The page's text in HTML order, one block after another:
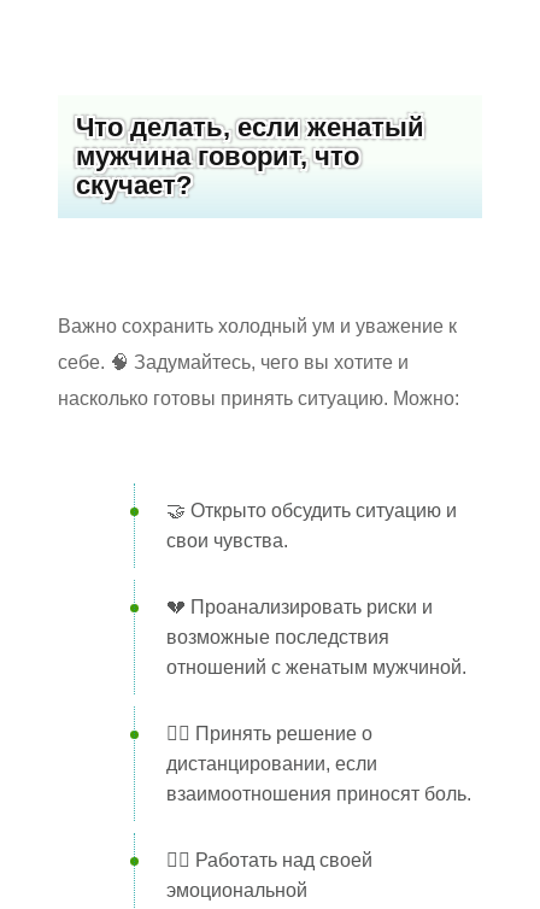
Что делать, если женатый
мужчина говорит, что
скучает?
Важно сохранить холодный ум и уважение к
себе. 🧠 Задумайтесь, чего вы хотите и
насколько готовы принять ситуацию. Можно:
🤝 Открыто обсудить ситуацию и
свои чувства.
💔 Проанализировать риски и
возможные последствия
отношений с женатым мужчиной.
🏃‍♀️ Принять решение о
дистанцировании, если
взаимоотношения приносят боль.
🧘‍♀️ Работать над своей
эмоциональной